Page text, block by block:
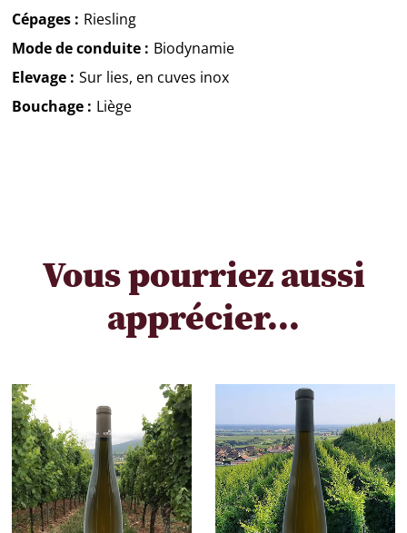
Cépages
Riesling
Mode de conduite
Biodynamie
Elevage
Sur lies, en cuves inox
Bouchage
Liège
Vous pourriez aussi
apprécier...